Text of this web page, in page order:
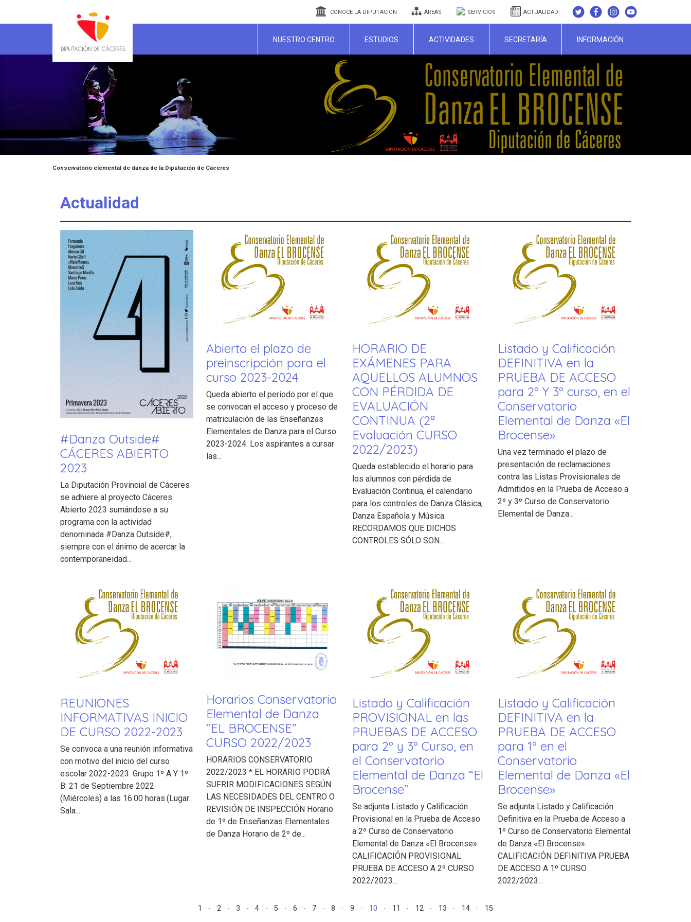
CONOCE LA DIPUTACIÓN ÁREAS SERVICIOS ACTUALIDAD
NUESTRO CENTRO ESTUDIOS ACTIVIDADES SECRETARÍA INFORMACIÓN
Conservatorio elemental de danza de la Diputación de Cáceres
Actualidad
#Danza Outside#
CÁCERES ABIERTO
2023
La Diputación Provincial de Cáceres
se adhiere al proyecto Cáceres
Abierto 2023 sumándose a su
programa con la actividad
denominada #Danza Outside#,
siempre con el ánimo de acercar la
contemporaneidad...
Abierto el plazo de
preinscripción para el
curso 2023-2024
Queda abierto el periodo por el que
se convocan el acceso y proceso de
matriculación de las Enseñanzas
Elementales de Danza para el Curso
2023-2024. Los aspirantes a cursar
las...
HORARIO DE
EXÁMENES PARA
AQUELLOS ALUMNOS
CON PÉRDIDA DE
EVALUACIÓN
CONTINUA (2ª
Evaluación CURSO
2022/2023)
Queda establecido el horario para
los alumnos con pérdida de
Evaluación Continua, el calendario
para los controles de Danza Clásica,
Danza Española y Música.
RECORDAMOS QUE DICHOS
CONTROLES SÓLO SON...
Listado y Calificación
DEFINITIVA en la
PRUEBA DE ACCESO
para 2º Y 3º curso, en el
Conservatorio
Elemental de Danza «El
Brocense»
Una vez terminado el plazo de
presentación de reclamaciones
contra las Listas Provisionales de
Admitidos en la Prueba de Acceso a
2º y 3º Curso de Conservatorio
Elemental de Danza...
REUNIONES
INFORMATIVAS INICIO
DE CURSO 2022-2023
Se convoca a una reunión informativa
con motivo del inicio del curso
escolar 2022-2023. Grupo 1º A Y 1º
B: 21 de Septiembre 2022
(Miércoles) a las 16:00 horas.(Lugar:
Sala...
Horarios Conservatorio
Elemental de Danza
“EL BROCENSE”
CURSO 2022/2023
HORARIOS CONSERVATORIO
2022/2023 * EL HORARIO PODRÁ
SUFRIR MODIFICACIONES SEGÚN
LAS NECESIDADES DEL CENTRO O
REVISIÓN DE INSPECCIÓN Horario
de 1º de Enseñanzas Elementales
de Danza Horario de 2º de...
Listado y Calificación
PROVISIONAL en las
PRUEBAS DE ACCESO
para 2º y 3º Curso, en
el Conservatorio
Elemental de Danza “El
Brocense”
Se adjunta Listado y Calificación
Provisional en la Prueba de Acceso
a 2º Curso de Conservatorio
Elemental de Danza «El Brocense».
CALIFICACIÓN PROVISIONAL
PRUEBA DE ACCESO A 2º CURSO
2022/2023...
Listado y Calificación
DEFINITIVA en la
PRUEBA DE ACCESO
para 1º en el
Conservatorio
Elemental de Danza «El
Brocense»
Se adjunta Listado y Calificación
Definitiva en la Prueba de Acceso a
1º Curso de Conservatorio Elemental
de Danza «El Brocense».
CALIFICACIÓN DEFINITIVA PRUEBA
DE ACCESO A 1º CURSO
2022/2023...
1 2 3 4 5 6 7 8 9 10 11 12 13 14 15